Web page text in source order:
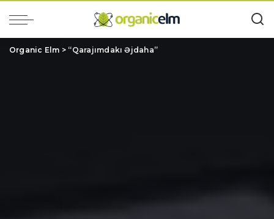
Organic Elm > “Qarajımdakı Əjdaha”